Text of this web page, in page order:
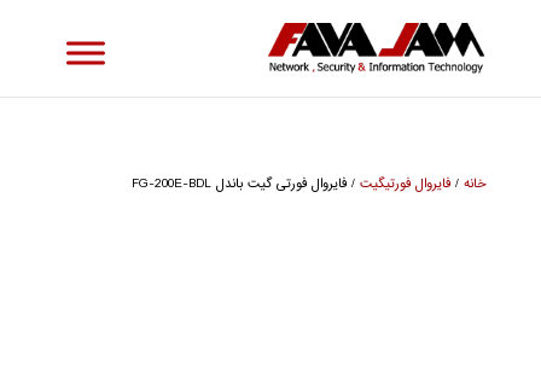
خانه/ فایروال فورتیگیت/ فایروال فورتی گیت باندل FG-200E-BDL